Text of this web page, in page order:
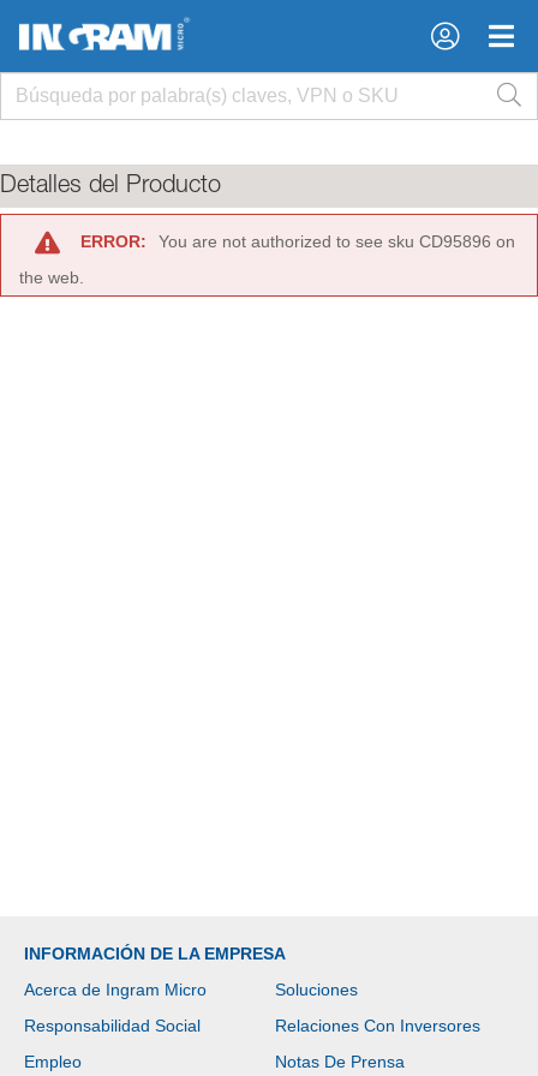
×
×
Detalles del Producto
ERROR:
You are not authorized to see sku CD95896 on
the web.
INFORMACIÓN DE LA EMPRESA
Acerca de Ingram Micro
Soluciones
Responsabilidad Social
Relaciones Con Inversores
Empleo
Notas De Prensa